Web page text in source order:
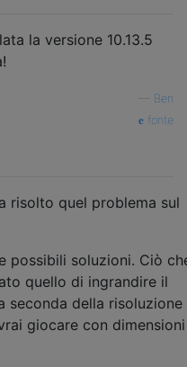
la versione 10.13.5
Ben
fonte
risolto quel problema sul
possibili soluzioni. Ciò
quello di ingrandire il
seconda della risoluzione
giocare con dimensioni